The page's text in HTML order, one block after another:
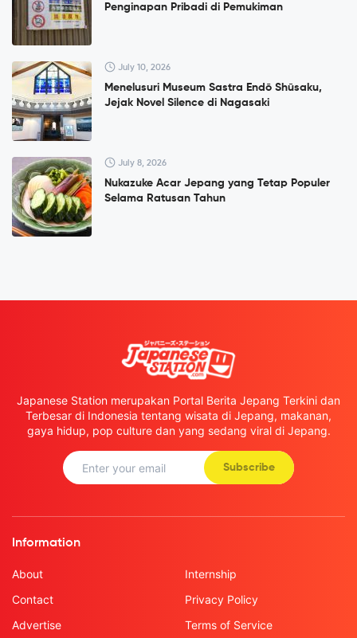
Penginapan Pribadi di Pemukiman
July 10, 2026
Menelusuri Museum Sastra Endō Shūsaku,
Jejak Novel Silence di Nagasaki
July 8, 2026
Nukazuke Acar Jepang yang Tetap Populer
Selama Ratusan Tahun
Japanese Station merupakan Portal Berita Jepang Terkini dan
Terbesar di Indonesia tentang wisata di Jepang, makanan,
gaya hidup, pop culture dan yang sedang viral di Jepang.
Subscribe
Information
About
Contact
Advertise
Internship
Privacy Policy
Terms of Service